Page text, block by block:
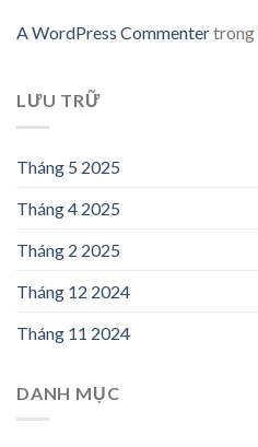
A WordPress Commentertrong
LƯU TRỮ
Tháng 5 2025
Tháng 4 2025
Tháng 2 2025
Tháng 12 2024
Tháng 11 2024
DANH MỤC